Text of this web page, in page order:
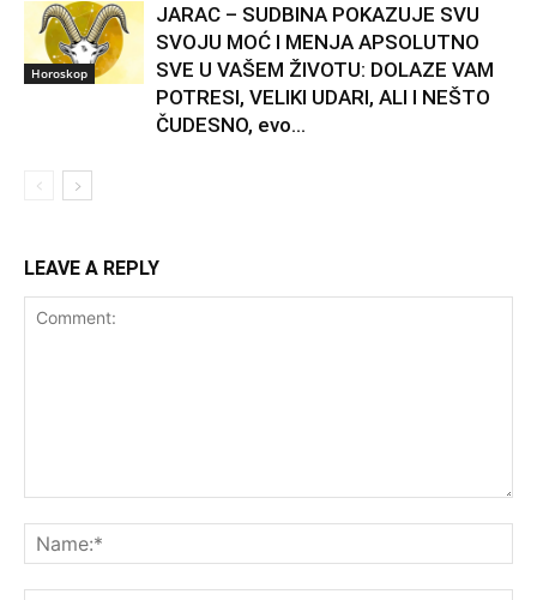
Horoskop
JARAC – SUDBINA POKAZUJE SVU
SVOJU MOĆ I MENJA APSOLUTNO
SVE U VAŠEM ŽIVOTU: DOLAZE VAM
POTRESI, VELIKI UDARI, ALI I NEŠTO
ČUDESNO, evo...
LEAVE A REPLY